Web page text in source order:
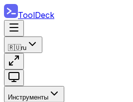
ToolDeck
🇷🇺ru
Инструменты